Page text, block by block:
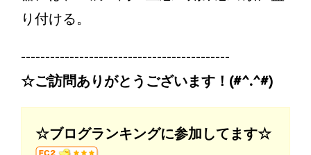
り付ける。
-------------------------------------------
☆ご訪問ありがとうございます！(#^.^#)
☆ブログランキングに参加してます☆